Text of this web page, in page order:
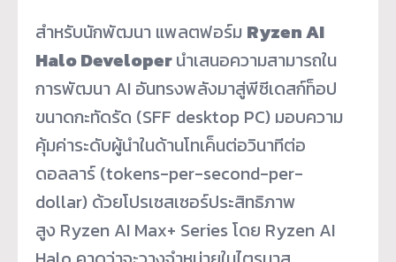
สำหรับนักพัฒนา แพลตฟอร์ม Ryzen AI
Halo Developerนำเสนอความสามารถใน
การพัฒนา AI อันทรงพลังมาสู่พีซีเดสก์ท็อป
ขนาดกะทัดรัด (SFF desktop PC) มอบความ
คุ้มค่าระดับผู้นำในด้านโทเค็นต่อวินาทีต่อ
ดอลลาร์ (tokens-per-second-per-
dollar) ด้วยโปรเซสเซอร์ประสิทธิภาพ
สูง Ryzen AI Max+ Series โดย Ryzen AI